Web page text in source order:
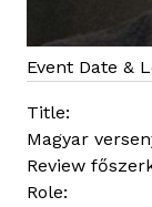
Event Date &
Title:
Magyar
Review
Role: